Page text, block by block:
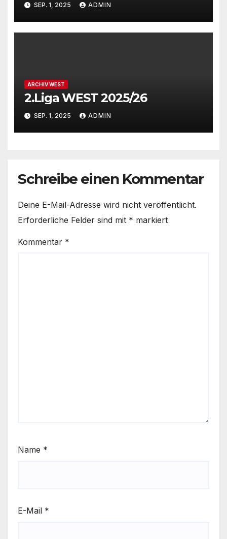
SEP. 1, 2025 ADMIN
ARCHIV WEST
2.Liga WEST 2025/26
SEP. 1, 2025 ADMIN
Schreibe einen Kommentar
Deine E-Mail-Adresse wird nicht veröffentlicht.
Erforderliche Felder sind mit * markiert
Kommentar *
Name *
E-Mail *